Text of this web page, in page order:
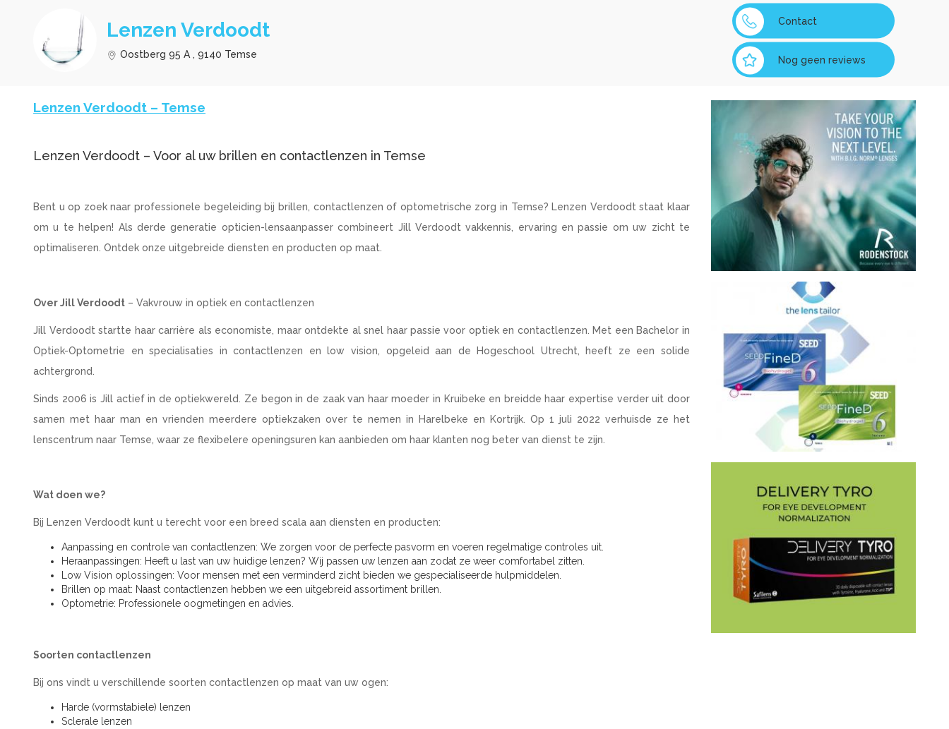
Lenzen Verdoodt
Oostberg 95 A , 9140 Temse
Contact
Nog geen reviews
Lenzen Verdoodt – Temse
Lenzen Verdoodt – Voor al uw brillen en contactlenzen in Temse
Bent u op zoek naar professionele begeleiding bij brillen, contactlenzen of optometrische zorg in Temse? Lenzen Verdoodt staat klaar
om u te helpen! Als derde generatie opticien-lensaanpasser combineert Jill Verdoodt vakkennis, ervaring en passie om uw zicht te
optimaliseren. Ontdek onze uitgebreide diensten en producten op maat.
Over Jill Verdoodt – Vakvrouw in optiek en contactlenzen
Jill Verdoodt startte haar carrière als economiste, maar ontdekte al snel haar passie voor optiek en contactlenzen. Met een Bachelor in
Optiek-Optometrie en specialisaties in contactlenzen en low vision, opgeleid aan de Hogeschool Utrecht, heeft ze een solide
achtergrond.
Sinds 2006 is Jill actief in de optiekwereld. Ze begon in de zaak van haar moeder in Kruibeke en breidde haar expertise verder uit door
samen met haar man en vrienden meerdere optiekzaken over te nemen in Harelbeke en Kortrijk. Op 1 juli 2022 verhuisde ze het
lenscentrum naar Temse, waar ze flexibelere openingsuren kan aanbieden om haar klanten nog beter van dienst te zijn.
Wat doen we?
Bij Lenzen Verdoodt kunt u terecht voor een breed scala aan diensten en producten:
Aanpassing en controle van contactlenzen: We zorgen voor de perfecte pasvorm en voeren regelmatige controles uit.
Heraanpassingen: Heeft u last van uw huidige lenzen? Wij passen uw lenzen aan zodat ze weer comfortabel zitten.
Low Vision oplossingen: Voor mensen met een verminderd zicht bieden we gespecialiseerde hulpmiddelen.
Brillen op maat: Naast contactlenzen hebben we een uitgebreid assortiment brillen.
Optometrie: Professionele oogmetingen en advies.
Soorten contactlenzen
Bij ons vindt u verschillende soorten contactlenzen op maat van uw ogen:
Harde (vormstabiele) lenzen
Sclerale lenzen